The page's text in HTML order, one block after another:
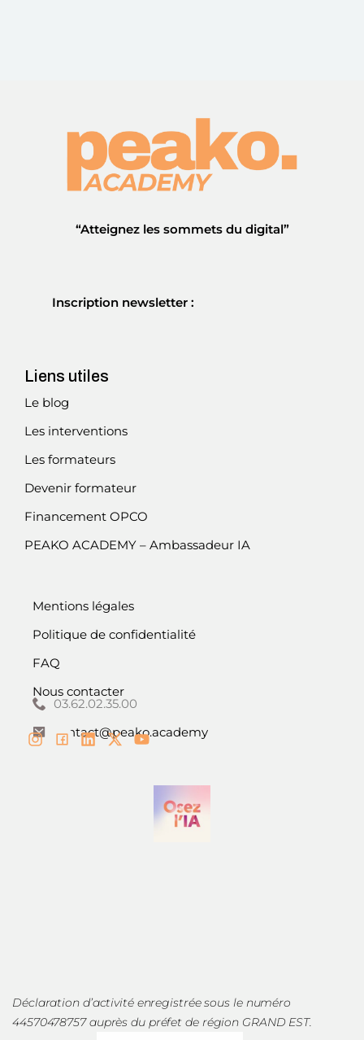
“Atteignez les sommets du digital”
Inscription newsletter :
Liens utiles
Le blog
Les interventions
Les formateurs
Devenir formateur
Financement OPCO
PEAKO ACADEMY – Ambassadeur IA
Mentions légales
Politique de confidentialité
FAQ
Nous contacter
03.62.02.35.00
contact@peako.academy